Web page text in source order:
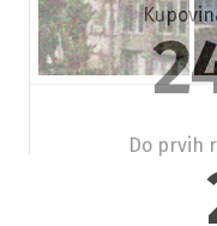
Do prvih